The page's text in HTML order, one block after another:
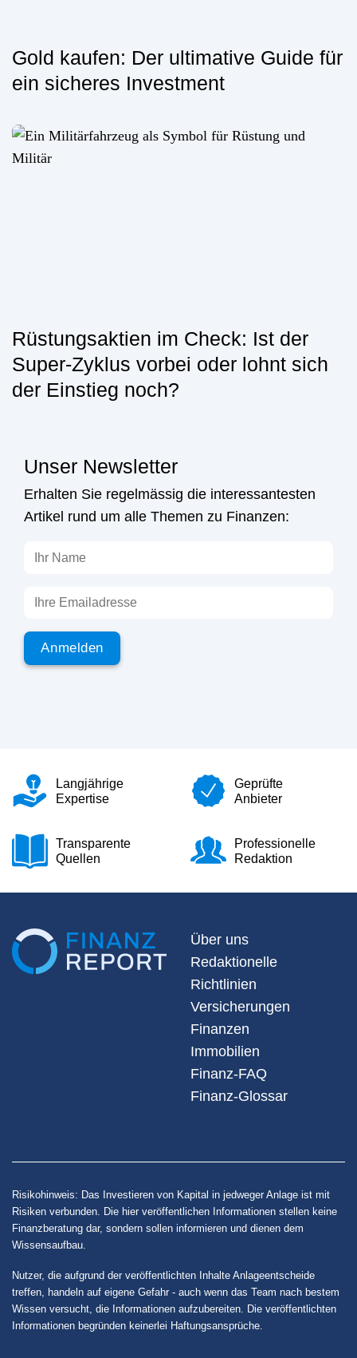
Gold kaufen: Der ultimative Guide für
ein sicheres Investment
Rüstungsaktien im Check: Ist der
Super-Zyklus vorbei oder lohnt sich
der Einstieg noch?
Unser Newsletter
Erhalten Sie regelmässig die interessantesten
Artikel rund um alle Themen zu Finanzen:
Langjährige
Expertise
Geprüfte
Anbieter
Transparente
Quellen
Professionelle
Redaktion
Über uns
Redaktionelle
Richtlinien
Versicherungen
Finanzen
Immobilien
Finanz-FAQ
Finanz-Glossar
Risikohinweis: Das Investieren von Kapital in jedweger Anlage ist mit
Risiken verbunden. Die hier veröffentlichen Informationen stellen keine
Finanzberatung dar, sondern sollen informieren und dienen dem
Wissensaufbau.
Nutzer, die aufgrund der veröffentlichten Inhalte Anlageentscheide
treffen, handeln auf eigene Gefahr - auch wenn das Team nach bestem
Wissen versucht, die Informationen aufzubereiten. Die veröffentlichten
Informationen begründen keinerlei Haftungsansprüche.